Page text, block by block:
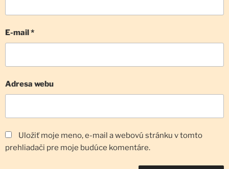
E-mail *
Adresa webu
Uložiť moje meno, e-mail a webovú stránku v tomto
prehliadači pre moje budúce komentáre.